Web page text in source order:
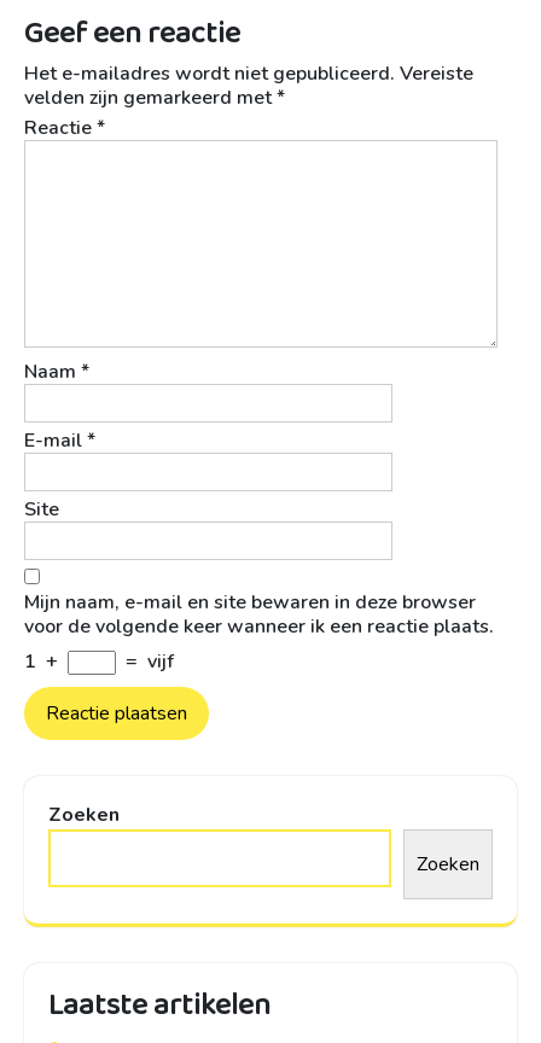
Geef een reactie
Het e-mailadres wordt niet gepubliceerd. Vereiste
velden zijn gemarkeerd met*
Reactie*
Naam *
E-mail*
Site
Mijn naam, e-mail en site bewaren in deze browser
voor de volgende keer wanneer ik een reactie plaats.
1 + = vijf
Zoeken
Zoeken
Laatste artikelen